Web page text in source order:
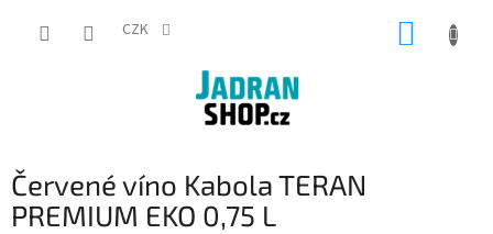
CZK
Červené víno Kabola TERAN
PREMIUM EKO 0,75 L